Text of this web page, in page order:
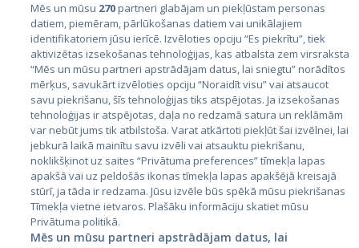
Страны
Эстония
Латвия
Литва
Mēs un mūsu 270partneri glabājam un piekļūstam personas
datiem, piemēram, pārlūkošanas datiem vai unikālajiem
identifikatoriem jūsu ierīcē. Izvēloties opciju “Es piekrītu”, tiek
aktivizētas izsekošanas tehnoloģijas, kas atbalsta zem virsraksta
“Mēs un mūsu partneri apstrādājam datus, lai sniegtu” norādītos
mērķus, savukārt izvēloties opciju “Noraidīt visu” vai atsaucot
savu piekrišanu, šīs tehnoloģijas tiks atspējotas. Ja izsekošanas
tehnoloģijas ir atspējotas, daļa no redzamā satura un reklāmām
var nebūt jums tik atbilstoša. Varat atkārtoti piekļūt šai izvēlnei, lai
jebkurā laikā mainītu savu izvēli vai atsauktu piekrišanu,
noklikšķinot uz saites “Privātuma preferences” tīmekļa lapas
apakšā vai uz peldošās ikonas tīmekļa lapas apakšējā kreisajā
stūrī, ja tāda ir redzama. Jūsu izvēle būs spēkā mūsu piekrišanas
Tīmekļa vietne ietvaros. Plašāku informāciju skatiet mūsu
Privātuma politikā.
Mēs un mūsu partneri apstrādājam datus, lai